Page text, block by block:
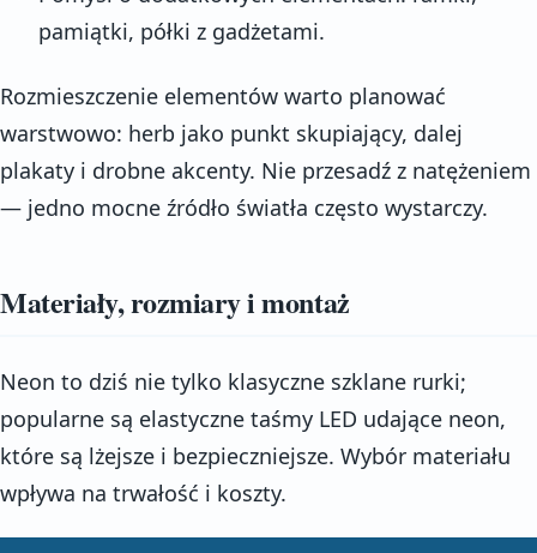
pamiątki, półki z gadżetami.
Rozmieszczenie elementów warto planować
warstwowo: herb jako punkt skupiający, dalej
plakaty i drobne akcenty. Nie przesadź z natężeniem
— jedno mocne źródło światła często wystarczy.
Materiały, rozmiary i montaż
Neon to dziś nie tylko klasyczne szklane rurki;
popularne są elastyczne taśmy LED udające neon,
które są lżejsze i bezpieczniejsze. Wybór materiału
wpływa na trwałość i koszty.